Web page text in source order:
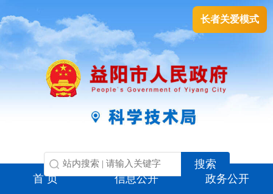
长者关爱模式
首 页 信息公开
政务公开